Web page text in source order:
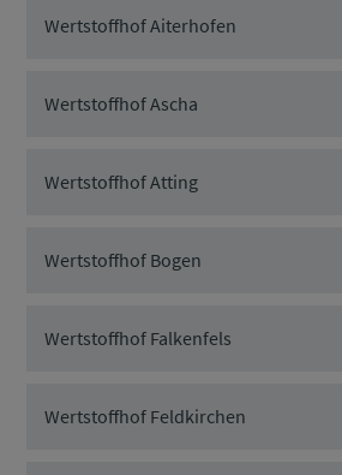
Wertstoffhof Aiterhofen
Wertstoffhof Ascha
Wertstoffhof Atting
Wertstoffhof Bogen
Wertstoffhof Falkenfels
Wertstoffhof Feldkirchen